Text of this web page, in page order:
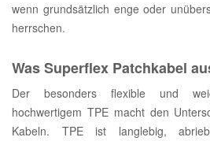
wenn grundsätzlich enge oder
herrschen.
Was Superflex Patchkabel
Der besonders flexible und
hochwertigem TPE macht den
Kabeln. TPE ist langlebig,